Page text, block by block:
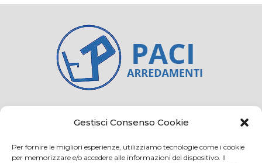
Gestisci Consenso Cookie
Per fornire le migliori esperienze, utilizziamo tecnologie come i cookie
per memorizzare e/o accedere alle informazioni del dispositivo. Il
Credits Privacy and cookie